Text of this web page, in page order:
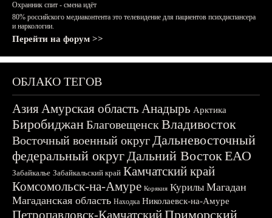
Охранник спит - смена идёт
80% российского медиаконтента это телевидение для пациентов психдиспансера
и наркологии.
Перейти на форум >>
ОБЛАКО ТЕГОВ
АзияАмурская область Анадырь Арктика
БиробиджанБлаговещенскВладивосток
Восточный военный округДальневосточный
федеральный округДальний ВостокЕАО
Забайкалье Забайкальский край Камчатский край
Комсомольск-на-Амуре Корякия Курилы Магадан
Магаданская область Находка Николаевск-на-Амуре
Петропавловск-КамчатскийПриморский